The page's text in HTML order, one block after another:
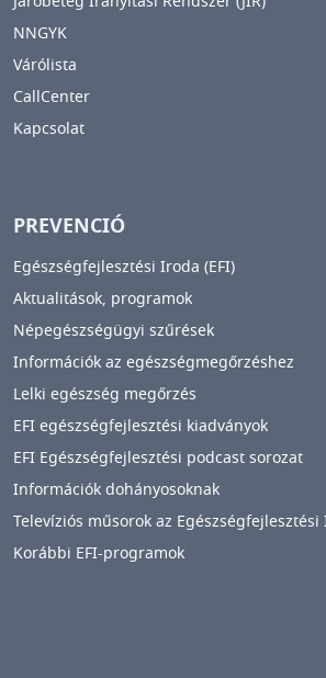
NNGYK
Várólista
CallCenter
Kapcsolat
PREVENCIÓ
Egészségfejlesztési Iroda (EFI)
Aktualitások, programok
Népegészségügyi szűrések
Információk az egészségmegőrzéshez
Lelki egészség megőrzés
EFI egészségfejlesztési kiadványok
EFI Egészségfejlesztési podcast sorozat
Információk dohányosoknak
Televíziós műsorok az Egészségfejlesztési
Korábbi EFI-programok